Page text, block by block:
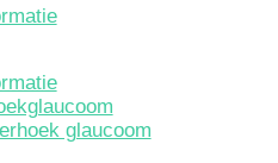
glaucoom